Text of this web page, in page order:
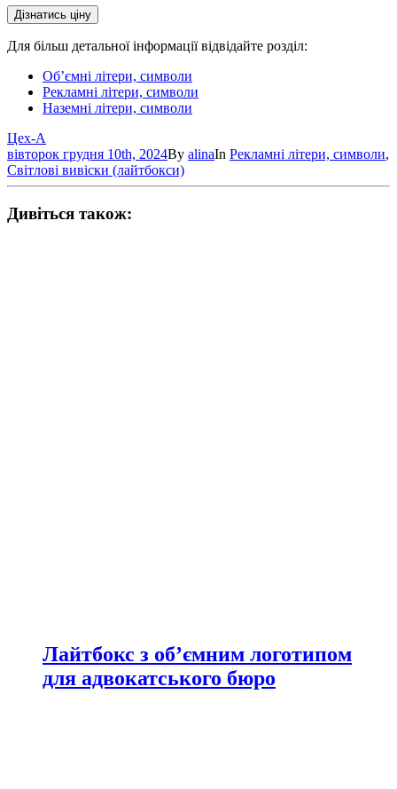
Для більш детальної інформації відвідайте розділ:
Об’ємні літери, символи
Рекламні літери, символи
Наземні літери, символи
Цех-А
вівторок грудня 10th, 2024By alinaIn Рекламні літери, символи,
Світлові вивіски (лайтбокси)
Дивіться також:
Лайтбокс з об’ємним логотипом
для адвокатського бюро